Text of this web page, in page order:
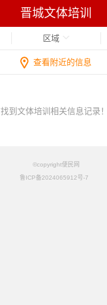
晋城文体培训
区域
查看附近的信息
到文体培训相关信息记录！
©copyright便民网
鲁ICP备2024065912号-7